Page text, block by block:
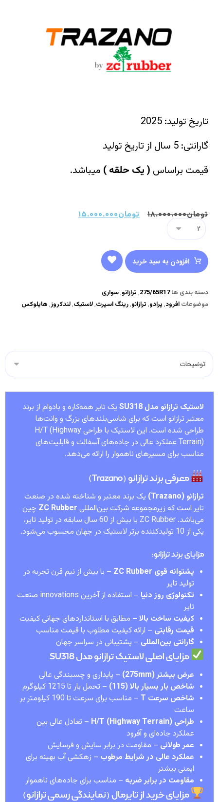
تاریخ تولید: 2025
گارانتی: 5 سال از تاریخ تولید
قیمت براساس (یک حلقه) میباشد.
تومان۱۸.۰۰۰.۰۰۰ تومان۱۵.۰۰۰.۰۰۰
افزودن به سبد خرید
دسته بندی ها 275/65R17
, ترازانو,سواری
موضوعات افرود, پرادو, ترازانو,رینگ اسپرت,لاستیک,لندکروز, هایلوکس
لاستیک ترازانو مدل SU318
یک تایر همه‌کاره و بادوام از برند
معتبر ترازانو است که برای شاسی‌بلندهای بزرگ و وانت‌ها
طراحی شده است. این لاستیک با طراحی H/T (Highway
Terrain) عملکرد عالی در جاده‌های آسفالت و قابلیت‌های
مناسب برای مسیرهای ناهموار را ارائه می‌دهد.
معرفی برند ترازانو (Trazano)
ترازانو (Trazano)
یک برند معتبر و شناخته شده در صنعت
تایر است که زیرمجموعه شرکت بین‌المللی ZC Rubber چین
می‌باشد. ZC Rubber با بیش از 60 سال سابقه در تولید تایر،
یکی از 10 تولیدکننده برتر لاستیک در جهان محسوب می‌شود.
مزایای برند ترازانو:
پشتوانه قوی ZC Rubber
– با بیش از نیم قرن تجربه در
تولید تایر
تکنولوژی روز دنیا
– استفاده از آخرین innovations صنعت
تایر
کیفیت ساخت بالا – مطابق با استانداردهای جهانی کیفیت
قیمت رقابتی – ارائه کیفیت مطلوب با قیمت مناسب
گارانتی بین‌المللی – پشتیبانی در سراسر جهان
مزایای اصلی لاستیک ترازانو مدل SU318
عرض بیشتر (275mm)
– پایداری و چسبندگی عالی
شاخص بار بسیار بالا (115)
– تحمل بار تا 1215 کیلوگرم
شاخص سرعت T
– مناسب برای سرعت تا 190 کیلومتر بر
ساعت
طراحی H/T (Highway Terrain)
– تعادل عالی بین
عملکرد جاده‌ای و آفرود
عمر طولانی – مقاومت در برابر سایش و فرسایش
عملکرد عالی در شرایط مرطوب – زهکشی آب بهینه برای
ایمنی بیشتر
مقاومت در برابر ضربه – مناسب برای جاده‌های ناهموار
مزایای خرید از تایرمال (نمایندگی رسمی ترازانو)